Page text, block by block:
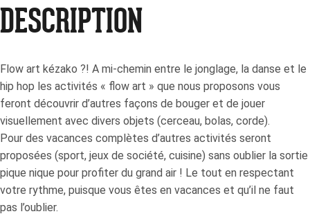
DESCRIPTION
Flow art kézako ?! A mi-chemin entre le jonglage, la danse et le
hip hop les activités « flow art » que nous proposons vous
feront découvrir d’autres façons de bouger et de jouer
visuellement avec divers objets (cerceau, bolas, corde).
Pour des vacances complètes d’autres activités seront
proposées (sport, jeux de société, cuisine) sans oublier la sortie
pique nique pour profiter du grand air ! Le tout en respectant
votre rythme, puisque vous êtes en vacances et qu’il ne faut
pas l’oublier.